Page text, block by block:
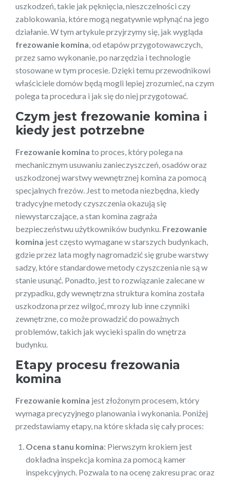
uszkodzeń, takie jak pęknięcia, nieszczelności czy
zablokowania, które mogą negatywnie wpłynąć na jego
działanie. W tym artykule przyjrzymy się, jak wygląda
frezowanie komina , od etapów przygotowawczych,
przez samo wykonanie, po narzędzia i technologie
stosowane w tym procesie. Dzięki temu przewodnikowi
właściciele domów będą mogli lepiej zrozumieć, na czym
polega ta procedura i jak się do niej przygotować.
Czym jest frezowanie komina i
kiedy jest potrzebne
Frezowanie komina to proces, który polega na
mechanicznym usuwaniu zanieczyszczeń, osadów oraz
uszkodzonej warstwy wewnętrznej komina za pomocą
specjalnych frezów. Jest to metoda niezbędna, kiedy
tradycyjne metody czyszczenia okazują się
niewystarczające, a stan komina zagraża
bezpieczeństwu użytkowników budynku. Frezowanie
komina jest często wymagane w starszych budynkach,
gdzie przez lata mogły nagromadzić się grube warstwy
sadzy, które standardowe metody czyszczenia nie są w
stanie usunąć. Ponadto, jest to rozwiązanie zalecane w
przypadku, gdy wewnętrzna struktura komina została
uszkodzona przez wilgoć, mrozy lub inne czynniki
zewnętrzne, co może prowadzić do poważnych
problemów, takich jak wycieki spalin do wnętrza
budynku.
Etapy procesu frezowania
komina
Frezowanie komina jest złożonym procesem, który
wymaga precyzyjnego planowania i wykonania. Poniżej
przedstawiamy etapy, na które składa się cały proces:
Ocena stanu komina: Pierwszym krokiem jest
dokładna inspekcja komina za pomocą kamer
inspekcyjnych. Pozwala to na ocenę zakresu prac oraz